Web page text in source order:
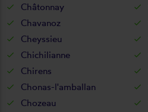
Châtonnay
Chavanoz
Cheyssieu
Chichilianne
Chirens
Chonas-l'amballan
Chozeau